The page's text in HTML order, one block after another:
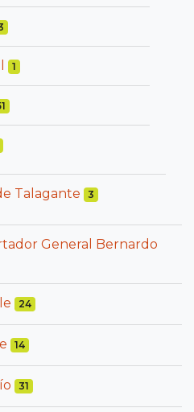
1
Talagante 3
General Bernardo
24
14
31